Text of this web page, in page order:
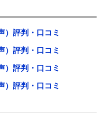
）評判・口コミ
）評判・口コミ
）評判・口コミ
）評判・口コミ